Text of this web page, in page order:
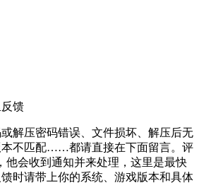
馈
解压密码错误、文件损坏、解压后无
本不匹配……都请直接在下面留言。评
他会收到通知并来处理，这里是最快
时请带上你的系统、游戏版本和具体